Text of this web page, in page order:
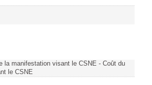
la manifestation visant le CSNE - Coût du
le CSNE